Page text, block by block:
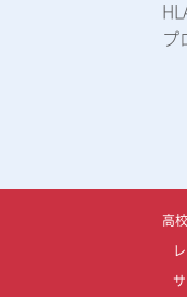
プ
高